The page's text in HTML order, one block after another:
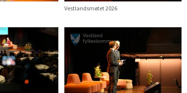
Vestlandsmøtet 2026